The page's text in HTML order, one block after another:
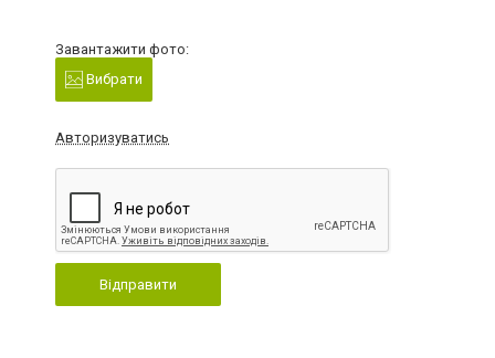
Завантажити фото:
Вибрати
Авторизуватись
Відправити